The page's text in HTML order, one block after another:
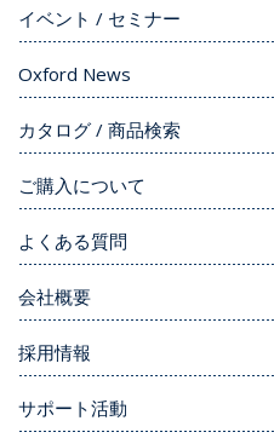
イベント / セミナー
Oxford News
カタログ / 商品検索
ご購入について
よくある質問
会社概要
採用情報
サポート活動